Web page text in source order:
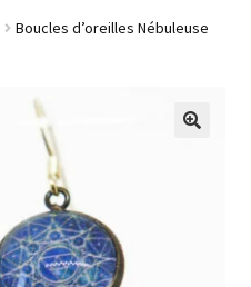
Boucles d’oreilles Nébuleuse